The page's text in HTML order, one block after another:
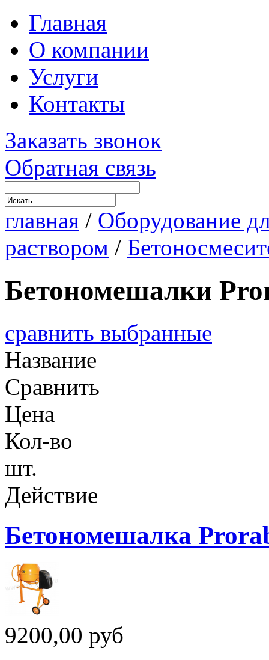
Главная
О компании
Услуги
Контакты
Заказать звонок
Обратная связь
главная / Оборудование
раствором /
Бетономешалки
сравнить выбранные
Название
Сравнить
Цена
Кол-во
шт.
Действие
Бетономешалка
9200,00 руб